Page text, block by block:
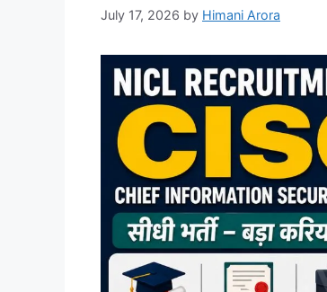
July 17, 2026 by Himani Arora